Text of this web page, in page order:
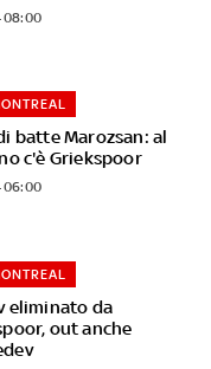
08:00
batte Marozsan: al
c'è Griekspoor
06:00
eliminato da
out anche